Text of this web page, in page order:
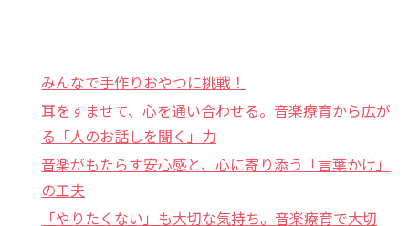
みんなで手作りおやつに挑戦！
耳をすませて、心を通い合わせる。音楽療育から広が
る「人のお話しを聞く」力
音楽がもたらす安心感と、心に寄り添う「言葉かけ」
の工夫
「やりたくない」も大切な気持ち。音楽療育で大切